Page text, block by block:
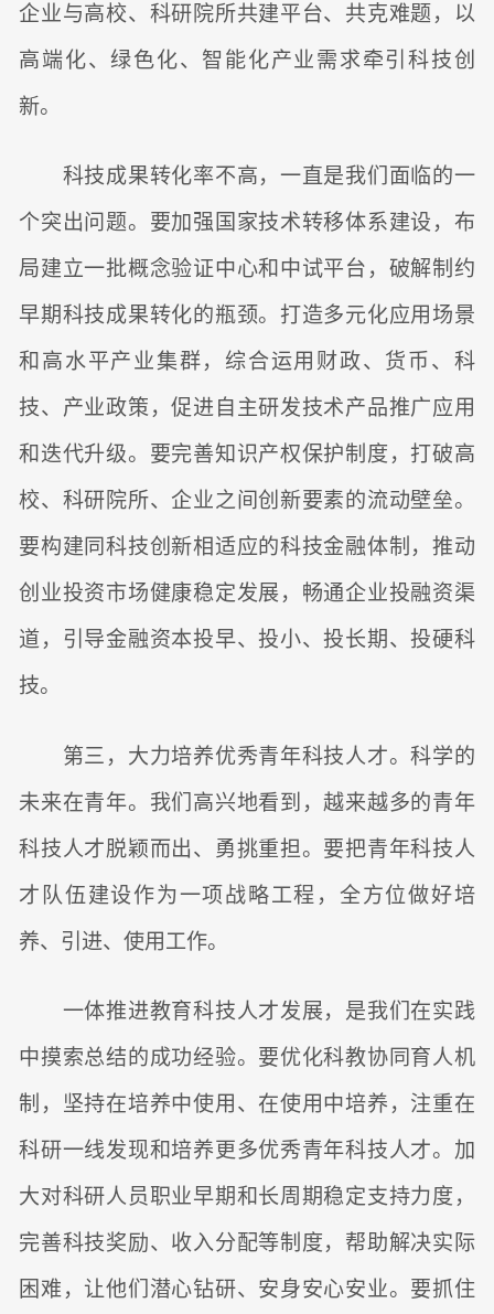
企业与高校、科研院所共建平台、共克难题，以
高端化、绿色化、智能化产业需求牵引科技创
新。
科技成果转化率不高，一直是我们面临的一
个突出问题。要加强国家技术转移体系建设，布
局建立一批概念验证中心和中试平台，破解制约
早期科技成果转化的瓶颈。打造多元化应用场景
和高水平产业集群，综合运用财政、货币、科
技、产业政策，促进自主研发技术产品推广应用
和迭代升级。要完善知识产权保护制度，打破高
校、科研院所、企业之间创新要素的流动壁垒。
要构建同科技创新相适应的科技金融体制，推动
创业投资市场健康稳定发展，畅通企业投融资渠
道，引导金融资本投早、投小、投长期、投硬科
技。
第三，大力培养优秀青年科技人才。科学的
未来在青年。我们高兴地看到，越来越多的青年
科技人才脱颖而出、勇挑重担。要把青年科技人
才队伍建设作为一项战略工程，全方位做好培
养、引进、使用工作。
一体推进教育科技人才发展，是我们在实践
中摸索总结的成功经验。要优化科教协同育人机
制，坚持在培养中使用、在使用中培养，注重在
科研一线发现和培养更多优秀青年科技人才。加
大对科研人员职业早期和长周期稳定支持力度，
完善科技奖励、收入分配等制度，帮助解决实际
困难，让他们潜心钻研、安身安心安业。要抓住